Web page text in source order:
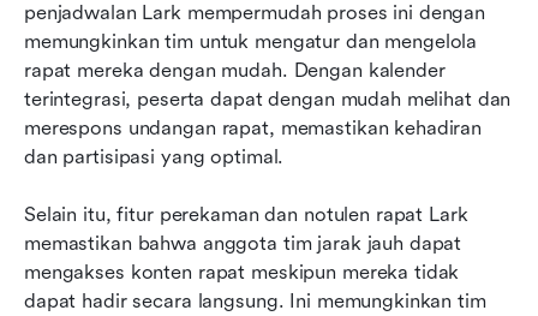
penjadwalan Lark mempermudah proses ini dengan
memungkinkan tim untuk mengatur dan mengelola
rapat mereka dengan mudah. Dengan kalender
terintegrasi, peserta dapat dengan mudah melihat dan
merespons undangan rapat, memastikan kehadiran
dan partisipasi yang optimal.
Selain itu, fitur perekaman dan notulen rapat Lark
memastikan bahwa anggota tim jarak jauh dapat
mengakses konten rapat meskipun mereka tidak
dapat hadir secara langsung. Ini memungkinkan tim